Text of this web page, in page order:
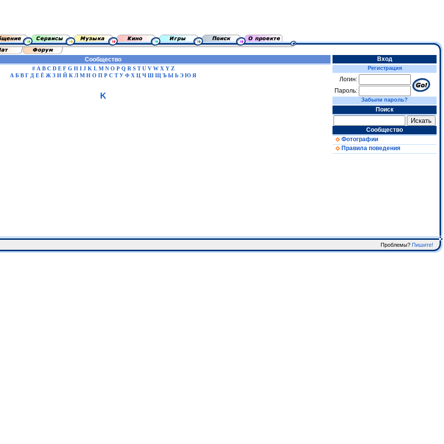
Сообщество
# A B C D E F G H I J K L M N O P Q R S T U V W X Y Z
А Б В Г Д Е Ё Ж З И Й К Л М Н О П Р С Т У Ф Х Ц Ч Ш Щ Ъ Ы Ь Э Ю Я
K
Вход
Регистрация
Логин:
Пароль:
Забыли пароль?
Поиск
Сообщество
Фотографии
Правила поведения
Проблемы? Пишите!